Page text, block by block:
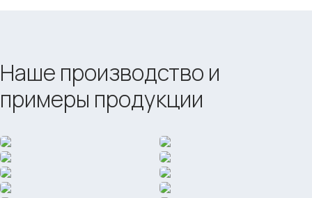
Наше производство и
примеры продукции